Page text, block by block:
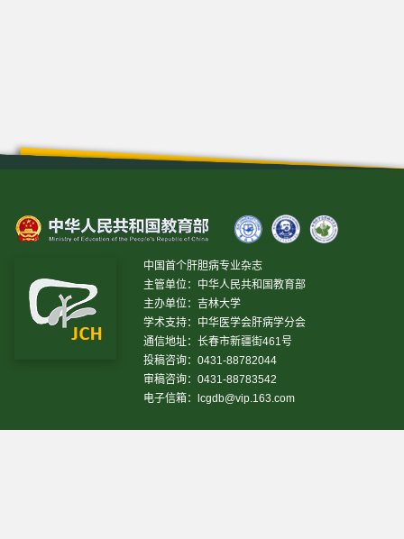
中国首个肝胆病专业杂志
主管单位：中华人民共和国教育部
主办单位：吉林大学
学术支持：中华医学会肝病学分会
通信地址：长春市新疆街461号
投稿咨询：0431-88782044
审稿咨询：0431-88783542
电子信箱：
lcgdb@vip.163.com